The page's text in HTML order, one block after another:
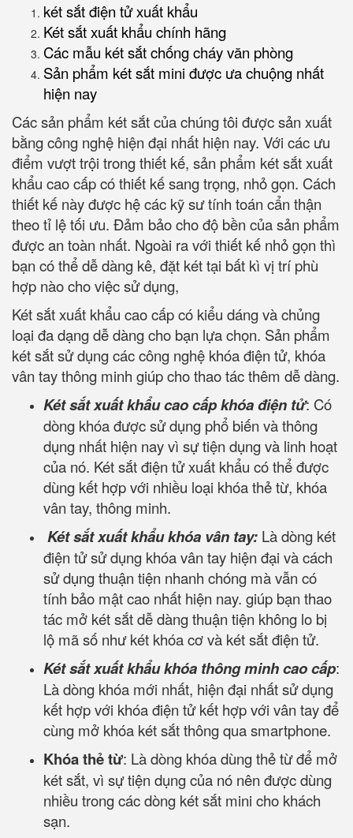
két sắt điện tử xuất khẩu
Két sắt xuất khẩu chính hãng
Các mẫu két sắt chống cháy văn phòng
Sản phẩm két sắt mini được ưa chuộng nhất
hiện nay
Các sản phẩm két sắt của chúng tôi được sản xuất
bằng công nghệ hiện đại nhất hiện nay. Với các ưu
điểm vượt trội trong thiết kế, sản phẩm két sắt xuất
khẩu cao cấp có thiết kế sang trọng, nhỏ gọn. Cách
thiết kế này được hệ các kỹ sư tính toán cẩn thận
theo tỉ lệ tối ưu. Đảm bảo cho độ bền của sản phẩm
được an toàn nhất. Ngoài ra với thiết kế nhỏ gọn thì
bạn có thể dễ dàng kê, đặt két tại bất kì vị trí phù
hợp nào cho việc sử dụng,
Két sắt xuất khẩu cao cấp có kiểu dáng và chủng
loại đa dạng dễ dàng cho bạn lựa chọn. Sản phẩm
két sắt sử dụng các công nghệ khóa điện tử, khóa
vân tay thông minh giúp cho thao tác thêm dễ dàng.
Két sắt xuất khẩu cao cấp khóa điện tử: Có
dòng khóa được sử dụng phổ biến và thông
dụng nhất hiện nay vì sự tiện dụng và linh hoạt
của nó. Két sắt điện tử xuất khẩu có thể được
dùng kết hợp với nhiều loại khóa thẻ từ, khóa
vân tay, thông minh.
Két sắt xuất khẩu khóa vân tay: Là dòng két
điện tử sử dụng khóa vân tay hiện đại và cách
sử dụng thuận tiện nhanh chóng mà vẫn có
tính bảo mật cao nhất hiện nay. giúp bạn thao
tác mở két sắt dễ dàng thuận tiện không lo bị
lộ mã số như két khóa cơ và két sắt điện tử.
Két sắt xuất khẩu khóa thông minh cao cấp:
Là dòng khóa mới nhất, hiện đại nhất sử dụng
kết hợp với khóa điện tử kết hợp với vân tay để
cùng mở khóa két sắt thông qua smartphone.
Khóa thẻ từ: Là dòng khóa dùng thẻ từ để mở
két sắt, vì sự tiện dụng của nó nên được dùng
nhiều trong các dòng két sắt mini cho khách
sạn.